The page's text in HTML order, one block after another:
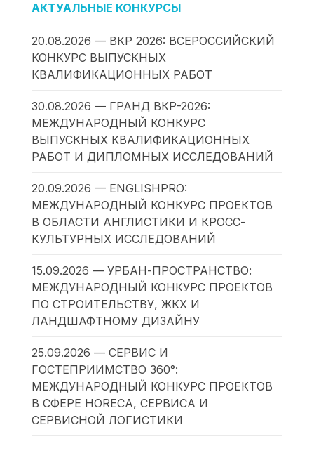
АКТУАЛЬНЫЕ КОНКУРСЫ
20.08.2026 — ВКР 2026: ВСЕРОССИЙСКИЙ
КОНКУРС ВЫПУСКНЫХ
КВАЛИФИКАЦИОННЫХ РАБОТ
30.08.2026 — ГРАНД ВКР-2026:
МЕЖДУНАРОДНЫЙ КОНКУРС
ВЫПУСКНЫХ КВАЛИФИКАЦИОННЫХ
РАБОТ И ДИПЛОМНЫХ ИССЛЕДОВАНИЙ
20.09.2026 — ENGLISHPRO:
МЕЖДУНАРОДНЫЙ КОНКУРС ПРОЕКТОВ
В ОБЛАСТИ АНГЛИСТИКИ И КРОСС-
КУЛЬТУРНЫХ ИССЛЕДОВАНИЙ
15.09.2026 — УРБАН-ПРОСТРАНСТВО:
МЕЖДУНАРОДНЫЙ КОНКУРС ПРОЕКТОВ
ПО СТРОИТЕЛЬСТВУ, ЖКХ И
ЛАНДШАФТНОМУ ДИЗАЙНУ
25.09.2026 — СЕРВИС И
ГОСТЕПРИИМСТВО 360°:
МЕЖДУНАРОДНЫЙ КОНКУРС ПРОЕКТОВ
В СФЕРЕ HORECA, СЕРВИСА И
СЕРВИСНОЙ ЛОГИСТИКИ